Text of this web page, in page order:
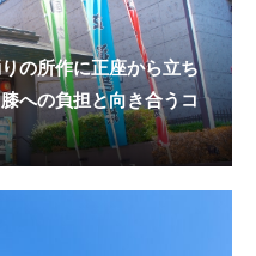
の所作に正座から立ち
への負担と向き合うコ